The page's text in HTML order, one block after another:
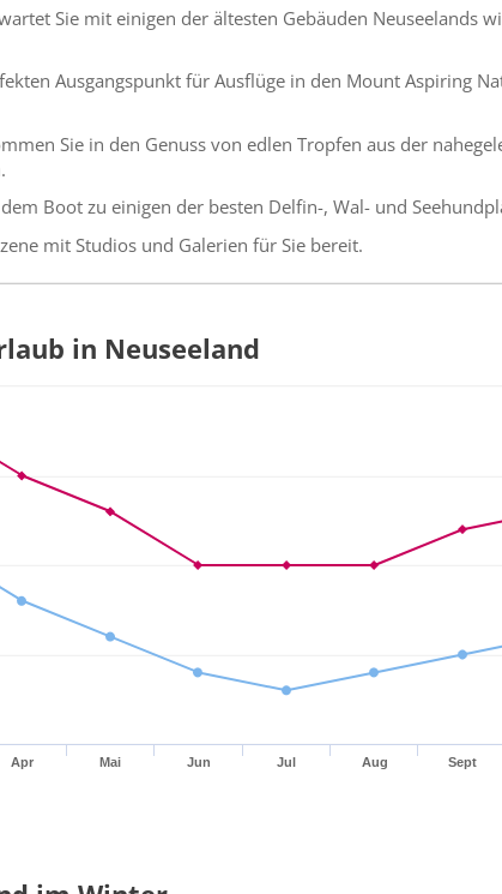
Sie mit einigen der ältesten Gebäuden Neuseelands
Ausgangspunkt für Ausflüge in den Mount Aspiring
Sie in den Genuss von edlen Tropfen aus der
Boot zu einigen der besten Delfin-, Wal- und
mit Studios und Galerien für Sie bereit.
in Neuseeland
Apr Mai Jun Jul Aug Sept